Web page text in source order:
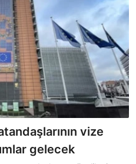
vize
gelecek